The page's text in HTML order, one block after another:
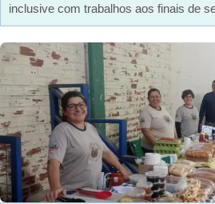
inclusive com trabalhos aos finais de